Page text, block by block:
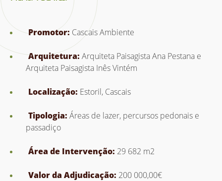
Promotor: Cascais Ambiente
Arquitetura: Arquiteta Paisagista Ana Pestana e
Arquiteta Paisagista Inês Vintém
Localização: Estoril, Cascais
Tipologia: Áreas de lazer, percursos pedonais e
passadiço
Área de Intervenção: 29 682 m2
Valor da Adjudicação: 200 000,00€